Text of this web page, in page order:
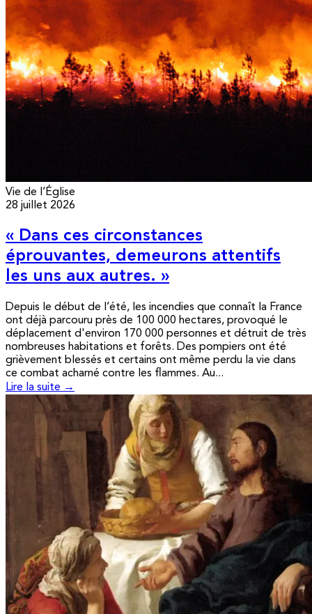
Vie de l’Église
28 juillet 2026
« Dans ces circonstances
éprouvantes, demeurons attentifs
les uns aux autres. »
Depuis le début de l’été, les incendies que connaît la France
ont déjà parcouru près de 100 000 hectares, provoqué le
déplacement d'environ 170 000 personnes et détruit de très
nombreuses habitations et forêts. Des pompiers ont été
grièvement blessés et certains ont même perdu la vie dans
ce combat acharné contre les flammes. Au...
Lire la suite →